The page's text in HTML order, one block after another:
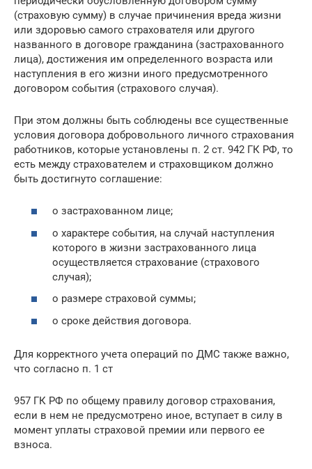
(страховую сумму) в случае причинения вреда жизни
или здоровью самого страхователя или другого
названного в договоре гражданина (застрахованного
лица), достижения им определенного возраста или
наступления в его жизни иного предусмотренного
договором события (страхового случая).
При этом должны быть соблюдены все существенные
условия договора добровольного личного страхования
работников, которые установлены п. 2 ст. 942 ГК РФ, то
есть между страхователем и страховщиком должно
быть достигнуто соглашение:
о застрахованном лице;
о характере события, на случай наступления
которого в жизни застрахованного лица
осуществляется страхование (страхового
случая);
о размере страховой суммы;
о сроке действия договора.
Для корректного учета операций по ДМС также важно,
что согласно п. 1 ст
957 ГК РФ по общему правилу договор страхования,
если в нем не предусмотрено иное, вступает в силу в
момент уплаты страховой премии или первого ее
взноса.